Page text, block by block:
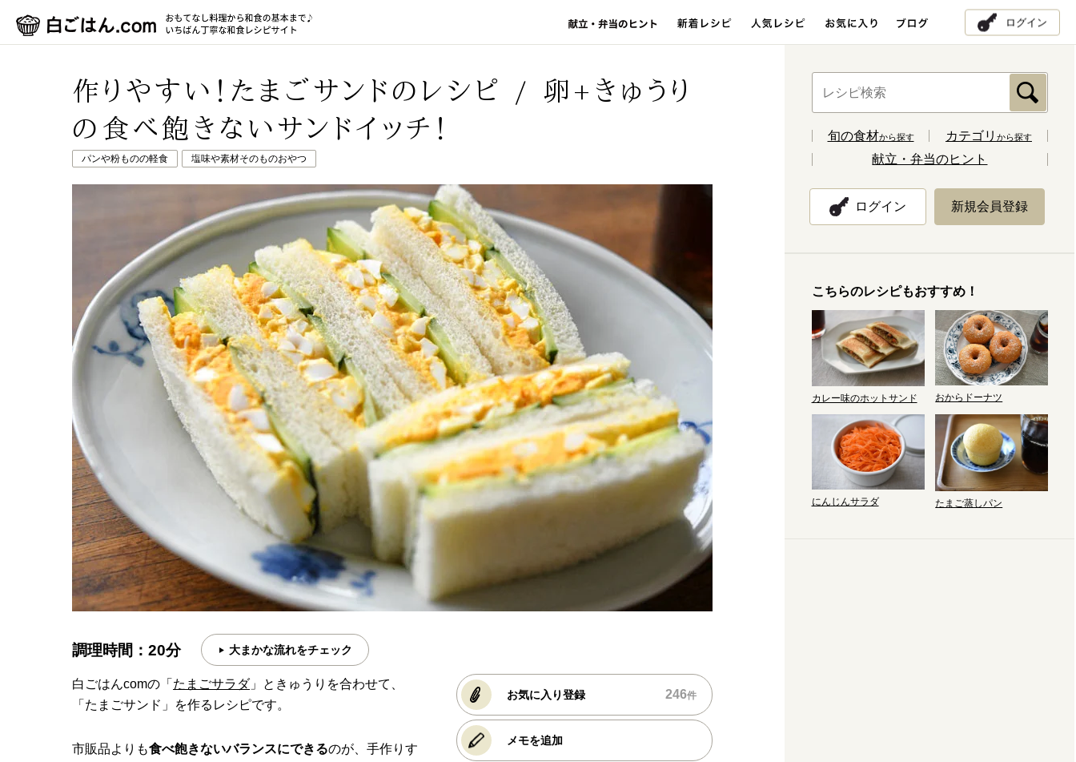
ログイン
作りやすい！たまごサンドのレシピ / 卵+きゅうり
の食べ飽きないサンドイッチ！
パンや粉ものの軽食 塩味や素材そのものおやつ
調理時間：20分 大まかな流れをチェック
白ごはんcomの「 たまごサラダ」ときゅうりを合わせて、
「たまごサンド」を作るレシピです。
市販品よりも食べ飽きないバランスにできるのが、手作りす
お気に入り登録 246件
メモを追加
旬の食材から探す カテゴリ から探す
献立・弁当のヒント
ログイン 新規会員登録
こちらのレシピもおすすめ！
カレー味のホットサンド おからドーナツ
にんじんサラダ たまご蒸しパン